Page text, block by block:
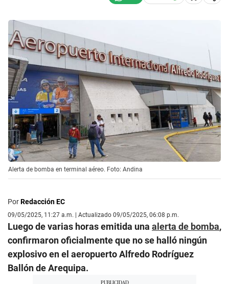
Alerta de bomba en terminal aéreo. Foto: Andina
PorRedacción EC
09/05/2025, 11:27 a.m. | Actualizado 09/05/2025, 06:08 p.m.
Luego de varias horas emitida una alerta de bomba,
confirmaron oficialmente que no se halló ningún
explosivo en el aeropuerto Alfredo Rodríguez
Ballón de Arequipa.